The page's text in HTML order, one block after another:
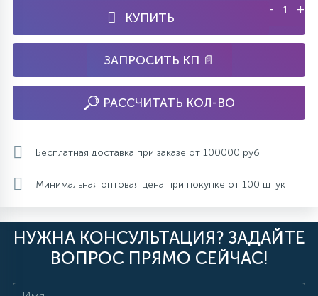
КУПИТЬ
- +
ЗАПРОСИТЬ КП 📄
РАССЧИТАТЬ КОЛ-ВО
Бесплатная доставка при заказе от 100000 руб.
Минимальная оптовая цена при покупке от 100 штук
НУЖНА КОНСУЛЬТАЦИЯ? ЗАДАЙТЕ
ВОПРОС ПРЯМО СЕЙЧАС!